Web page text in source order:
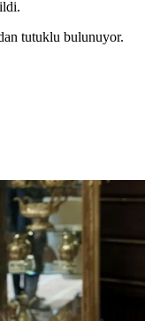
tutuklu bulunuyor.